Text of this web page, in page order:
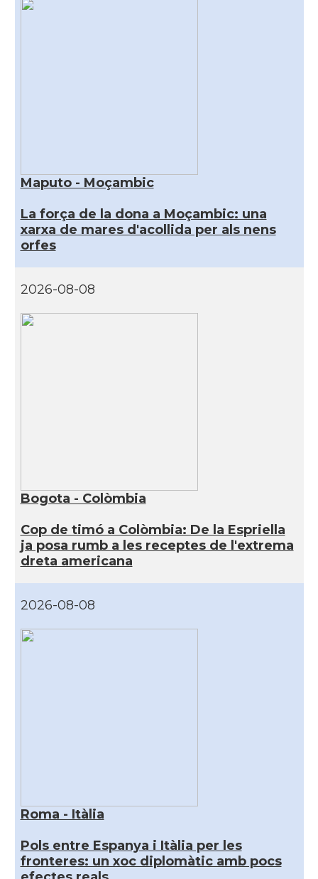
Maputo - Moçambic
La força de la dona a Moçambic: una
xarxa de mares d'acollida per als nens
orfes
2026-08-08
Bogota - Colòmbia
Cop de timó a Colòmbia: De la Espriella
ja posa rumb a les receptes de l'extrema
dreta americana
2026-08-08
Roma - Itàlia
Pols entre Espanya i Itàlia per les
fronteres: un xoc diplomàtic amb pocs